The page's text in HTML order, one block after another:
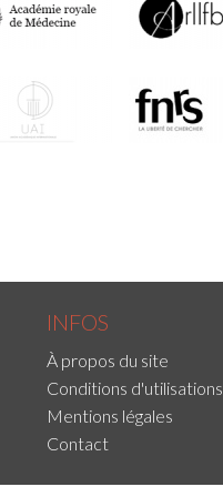
INFOS
À propos du site
Conditions d'utilisations
Mentions légales
Contact